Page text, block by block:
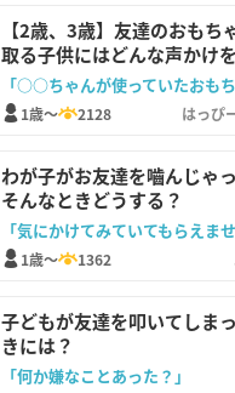
【2歳、3歳】友達のおもち
取る子供にはどんな声かけ
ばいい？
1歳～ 2128 はっぴ
わが子がお友達を嚙んじゃ
そんなときどうする？
1歳～ 1362
子どもが友達を叩いてしま
きには？
「何か嫌なことあった？」